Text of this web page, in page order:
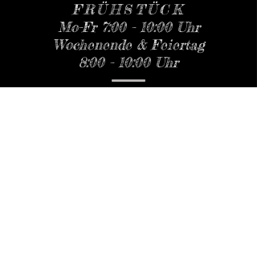
FRÜHSTÜCK
Mo-Fr 7:00 - 10:00 Uhr
Wochenende & Feiertag
8:00 - 10:00 Uhr